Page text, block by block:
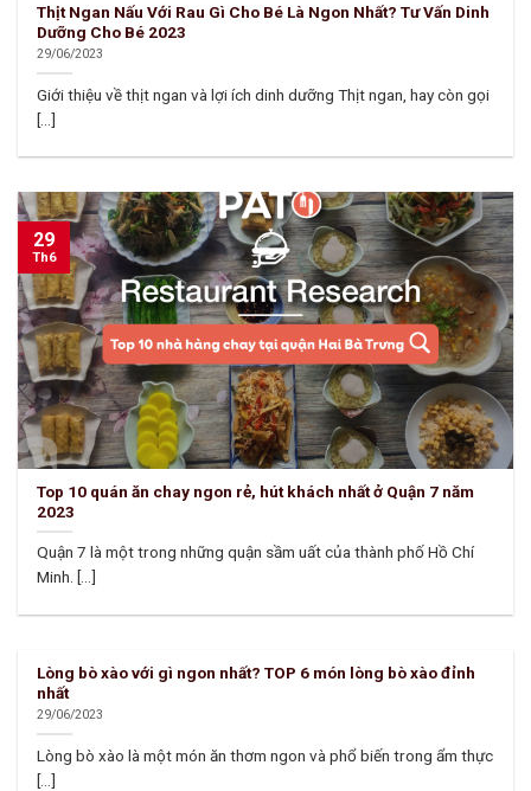
Thịt Ngan Nấu Với Rau Gì Cho Bé Là Ngon Nhất? Tư Vấn Dinh
Dưỡng Cho Bé 2023
29/06/2023
Giới thiệu về thịt ngan và lợi ích dinh dưỡng Thịt ngan, hay còn gọi
[...]
Top 10 quán ăn chay ngon rẻ, hút khách nhất ở Quận 7 năm
2023
Quận 7 là một trong những quận sầm uất của thành phố Hồ Chí
Minh. [...]
29
Th6
Lòng bò xào với gì ngon nhất? TOP 6 món lòng bò xào đỉnh
nhất
29/06/2023
Lòng bò xào là một món ăn thơm ngon và phổ biến trong ẩm thực
[...]